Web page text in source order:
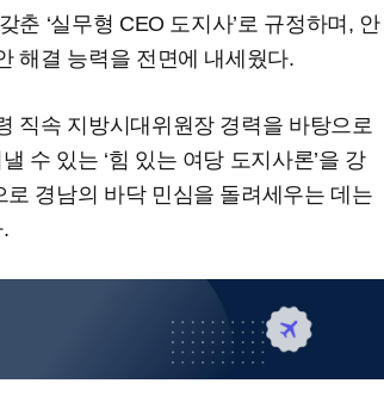
춘 ‘실무형 CEO 도지사’로 규정하며, 안
해결 능력을 전면에 내세웠다.
직속 지방시대위원장 경력을 바탕으로
수 있는 ‘힘 있는 여당 도지사론’을 강
경남의 바닥 민심을 돌려세우는 데는